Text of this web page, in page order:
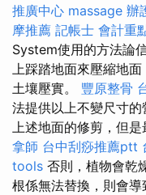
推廣中心 massage 辦
摩推薦 記帳士 會計重
System使用的方法論
上踩踏地面來壓縮地
土壤壓實。 豐原整骨
法提供以上不變尺寸
上述地面的修剪，但是
拿師 台中刮痧推薦ptt
tools 否則，植物會乾
根係無法替換，則會導